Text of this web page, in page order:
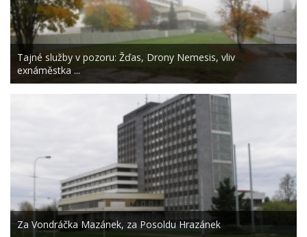
Tajné služby v pozoru: Žďas, Drony Nemesis, vliv
exnáměstka ...
Za Vondráčka Mazánek, za Posoldu Hrazánek